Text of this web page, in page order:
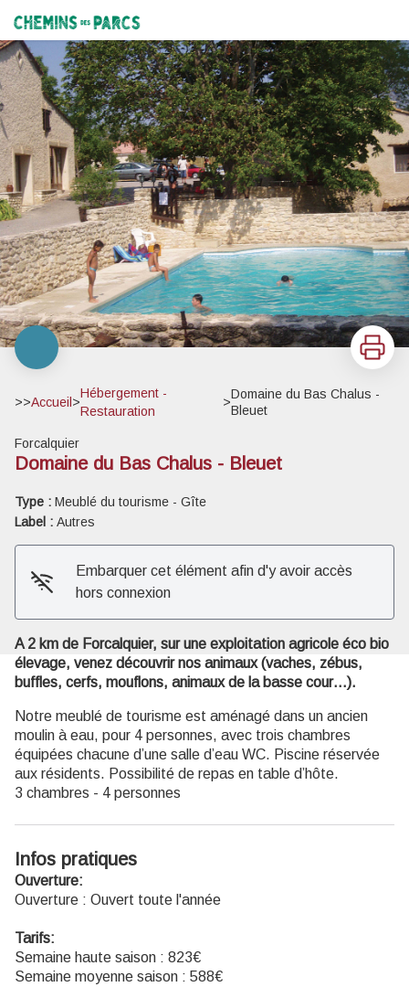
Chemins des Parcs
Voir l'image en plein écran
Imprimer
>>Accueil >
Hébergement -
Restauration
>
Domaine du Bas Chalus -
Bleuet
Forcalquier
Domaine du Bas Chalus - Bleuet
Type : Meublé du tourisme - Gîte
Label : Autres
Embarquer cet élément afin d'y avoir accès
hors connexion
A 2 km de Forcalquier, sur une exploitation agricole éco bio
élevage, venez découvrir nos animaux (vaches, zébus,
buffles, cerfs, mouflons, animaux de la basse cour…).
Notre meublé de tourisme est aménagé dans un ancien
moulin à eau, pour 4 personnes, avec trois chambres
équipées chacune d’une salle d’eau WC. Piscine réservée
aux résidents. Possibilité de repas en table d’hôte.
3 chambres - 4 personnes
Infos pratiques
Ouverture:
Ouverture : Ouvert toute l'année
Tarifs:
Semaine haute saison : 823€
Semaine moyenne saison : 588€